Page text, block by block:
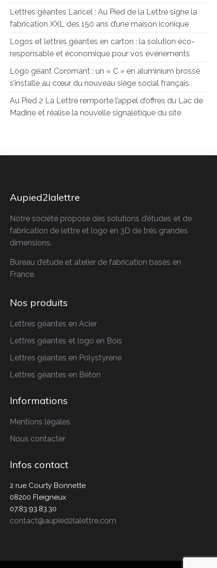
Lettres géantes Lancel : Au Pied de la Lettre signe la
fabrication XXL des 150 ans d’une maison iconique
Logos et lettres géantes en carton : la solution éco-
responsable et économique pour vos événements
Logo géant Coromant : un « C » en aluminium brossé
s’installe au cœur du nouveau siège social français
Au Pied 2 La Lettre remporte l’appel d’offres du Lac de
Madine et réalise la nouvelle signalétique du site
Aupied2lalettre
Notre société propose des solutions d’études et de
fabrication de lettre et logo en 3D de très grandes
dimensions.
Bureau d’étude et atelier de fabrication basés en
France.
Nos produits
Lettres géantes en Acier
Lettres géantes et logo en Bois
Lettres géantes en Polystyrène
Lettres géantes en Béton
Informations
Mentions légales
Nous contacter
Infos contact
2 rue Courty Bonnette
08200 Fleigneux
07.83.93.83.30
contact@aupied2lalettre.com